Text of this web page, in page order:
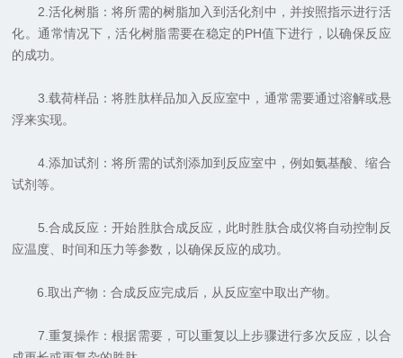
2.活化树脂：将所需的树脂加入到活化剂中，并按照指示进行活
化。通常情况下，活化树脂需要在稳定的PH值下进行，以确保反应
的成功。
3.载荷样品：将胜肽样品加入反应室中，通常需要通过溶解或悬
浮来实现。
4.添加试剂：将所需的试剂添加到反应室中，例如氨基酸、缩合
试剂等。
5.合成反应：开始胜肽合成反应，此时胜肽合成仪将自动控制反
应温度、时间和压力等参数，以确保反应的成功。
6.取出产物：合成反应完成后，从反应室中取出产物。
7.重复操作：根据需要，可以重复以上步骤进行多次反应，以合